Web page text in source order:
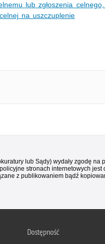
lub zgłoszenia
na uszczuplenie
lub Sądy) wydały zgodę
stronach internetowych
z publikowaniem bądź
Dostępność